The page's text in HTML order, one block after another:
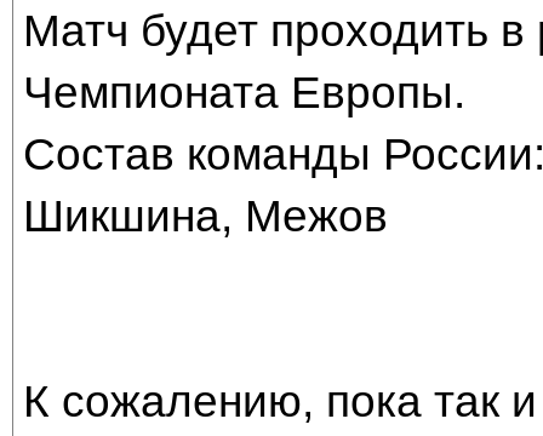
Матч будет проходить
Чемпионата Европы.
Состав команды
Шикшина, Межов
К сожалению, пока так